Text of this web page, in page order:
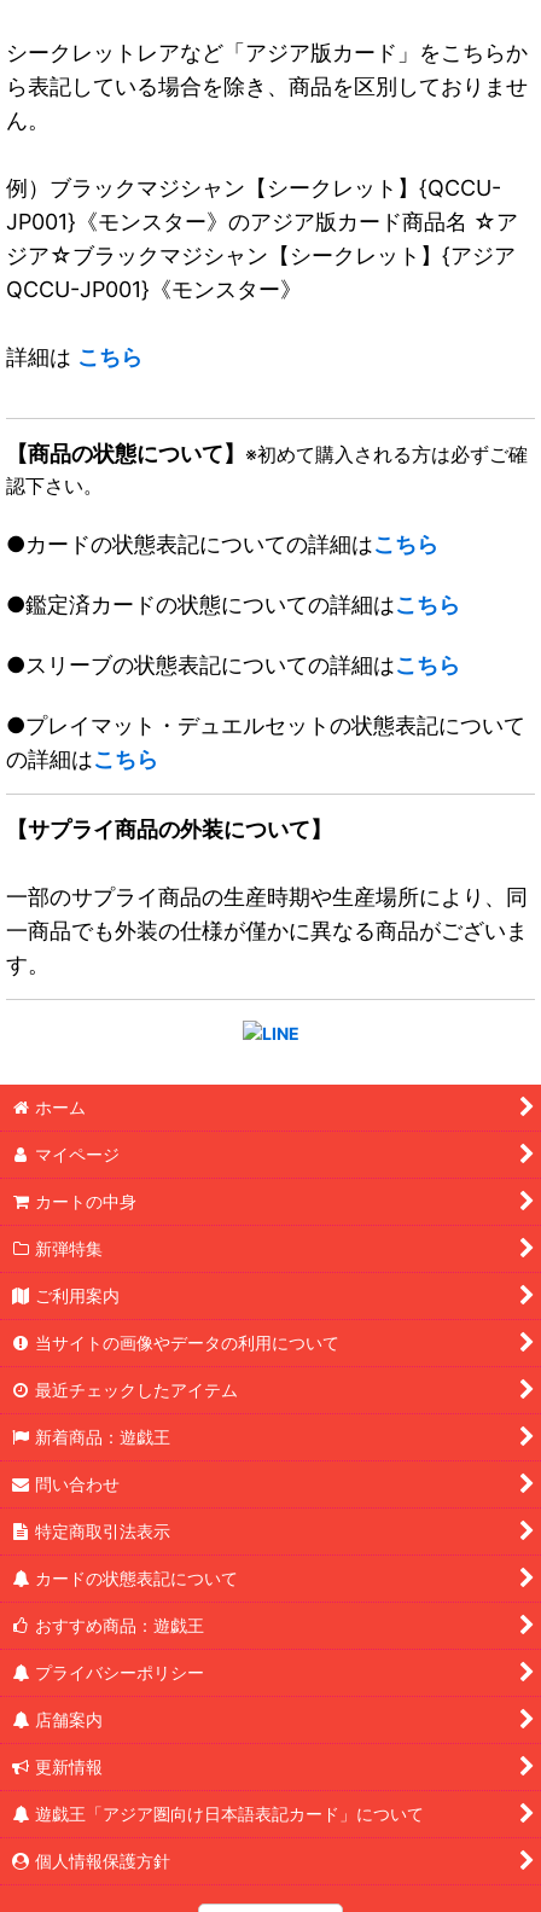
シークレットレアなど「アジア版カード」をこちらか
ら表記している場合を除き、商品を区別しておりませ
ん。
例）ブラックマジシャン【シークレット】{QCCU-
JP001}《モンスター》のアジア版カード商品名 ☆ア
ジア☆ブラックマジシャン【シークレット】{アジア
QCCU-JP001}《モンスター》
詳細は こちら
【商品の状態について】 ※初めて購入される方は必ずご確
認下さい。
●カードの状態表記についての詳細はこちら
●鑑定済カードの状態についての詳細はこちら
●スリーブの状態表記についての詳細はこちら
●プレイマット・デュエルセットの状態表記について
の詳細はこちら
【サプライ商品の外装について】
一部のサプライ商品の生産時期や生産場所により、同
一商品でも外装の仕様が僅かに異なる商品がございま
す。
ホーム
マイページ
カートの中身
新弾特集
ご利用案内
当サイトの画像やデータの利用について
最近チェックしたアイテム
新着商品：遊戯王
問い合わせ
特定商取引法表示
カードの状態表記について
おすすめ商品：遊戯王
プライバシーポリシー
店舗案内
更新情報
遊戯王「アジア圏向け日本語表記カード」について
個人情報保護方針